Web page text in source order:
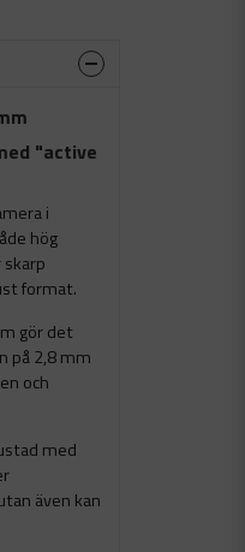
"active
i
hög
format.
gör det
på 2,8 mm
och
med
även kan